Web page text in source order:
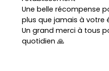
Une belle récompense
plus que jamais à votre
Un grand merci à tous
quotidien 🙏